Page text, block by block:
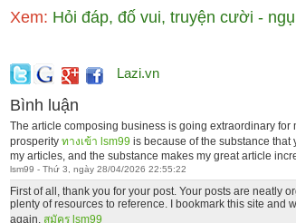
Xem: Hỏi đáp, đố vui, truyện cười -
Lazi.vn
Bình luận
The article composing business is going extraordinary for
prosperity ทางเข้า lsm99 is because of the substance that
my articles, and the substance makes my great article
lsm99 - Thứ 3, ngày 28/04/2026 22:55:22
First of all, thank you for your post. Your posts are neatly
plenty of resources to reference. I bookmark this site and
again. สมัคร lsm99